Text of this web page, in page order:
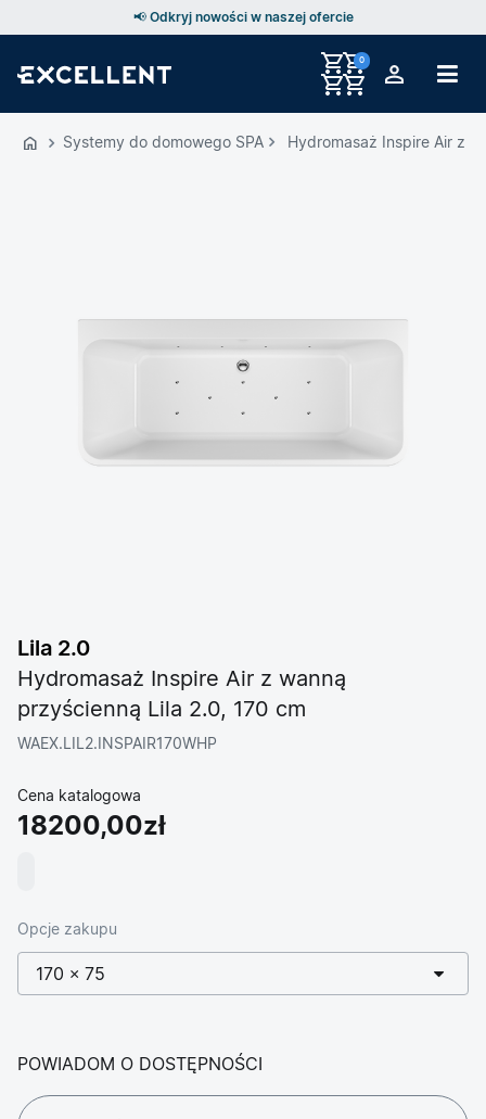
WYSZUKIWARKI
📢 Odkryj nowości w naszej ofercie
0
Systemy do domowego SPA Hydromasaż Inspire Air z
Lila 2.0
Hydromasaż Inspire Air z wanną
przyścienną Lila 2.0, 170 cm
WAEX.LIL2.INSPAIR170WHP
Cena katalogowa
18200,00zł
Opcje zakupu
170 × 75
POWIADOM O DOSTĘPNOŚCI